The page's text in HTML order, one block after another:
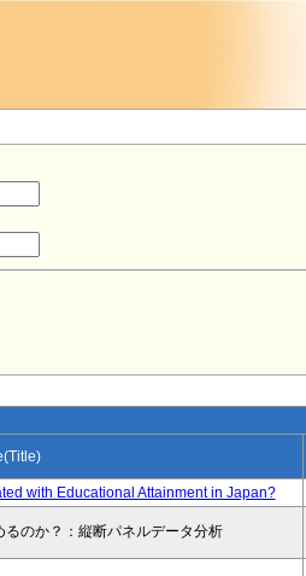
with Educational Attainment in Japan?
のか？：縦断パネルデータ分析